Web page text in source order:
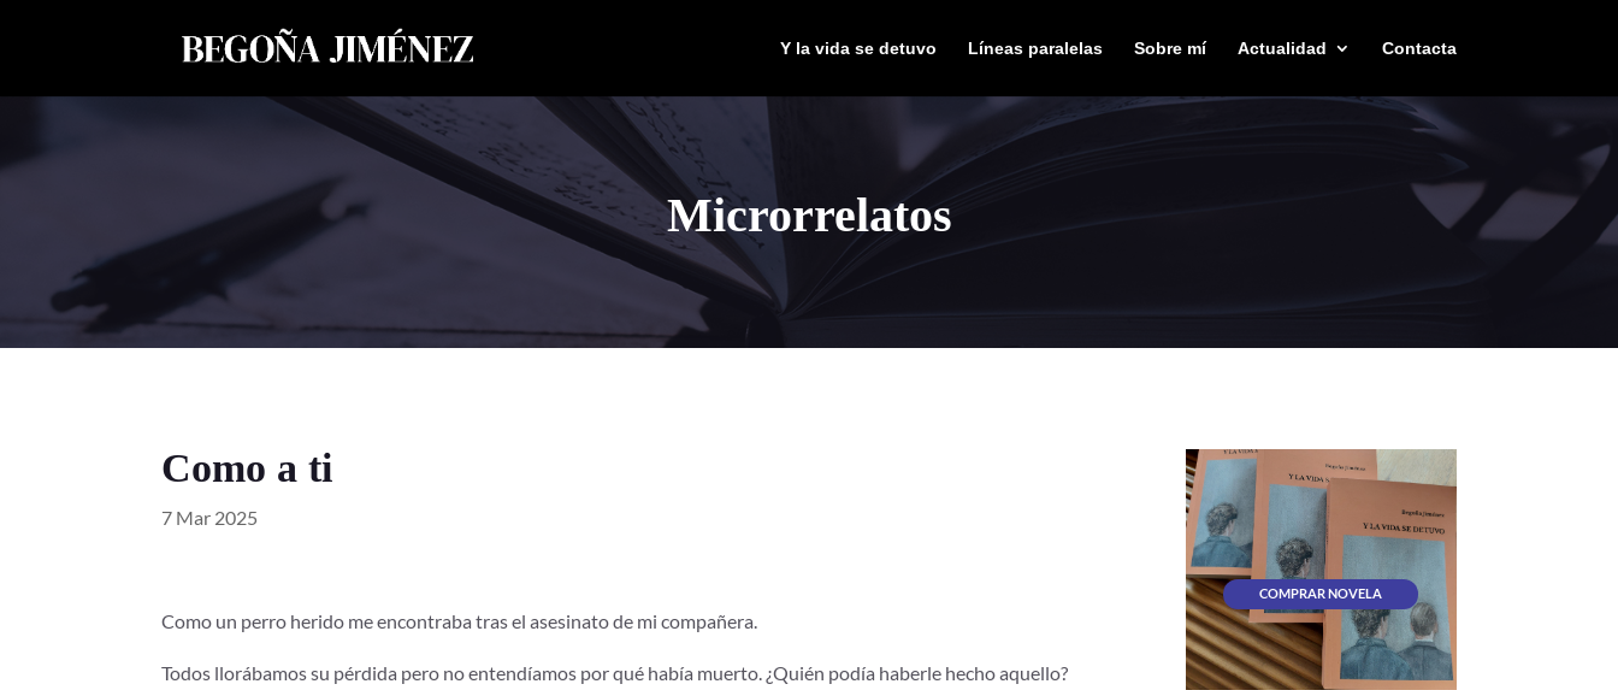
Y la vida se detuvo Líneas paralelas Sobre mí Actualidad Contacta
Microrrelatos
Como a ti
7 Mar 2025
Como un perro herido me encontraba tras el asesinato de mi compañera.
Todos llorábamos su pérdida pero no entendíamos por qué había muerto. ¿Quién podía haberle hecho aquello?
COMPRAR NOVELA